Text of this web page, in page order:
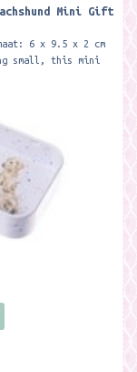
Mini Gift
6 x 9.5 x 2 cm
small, this mini